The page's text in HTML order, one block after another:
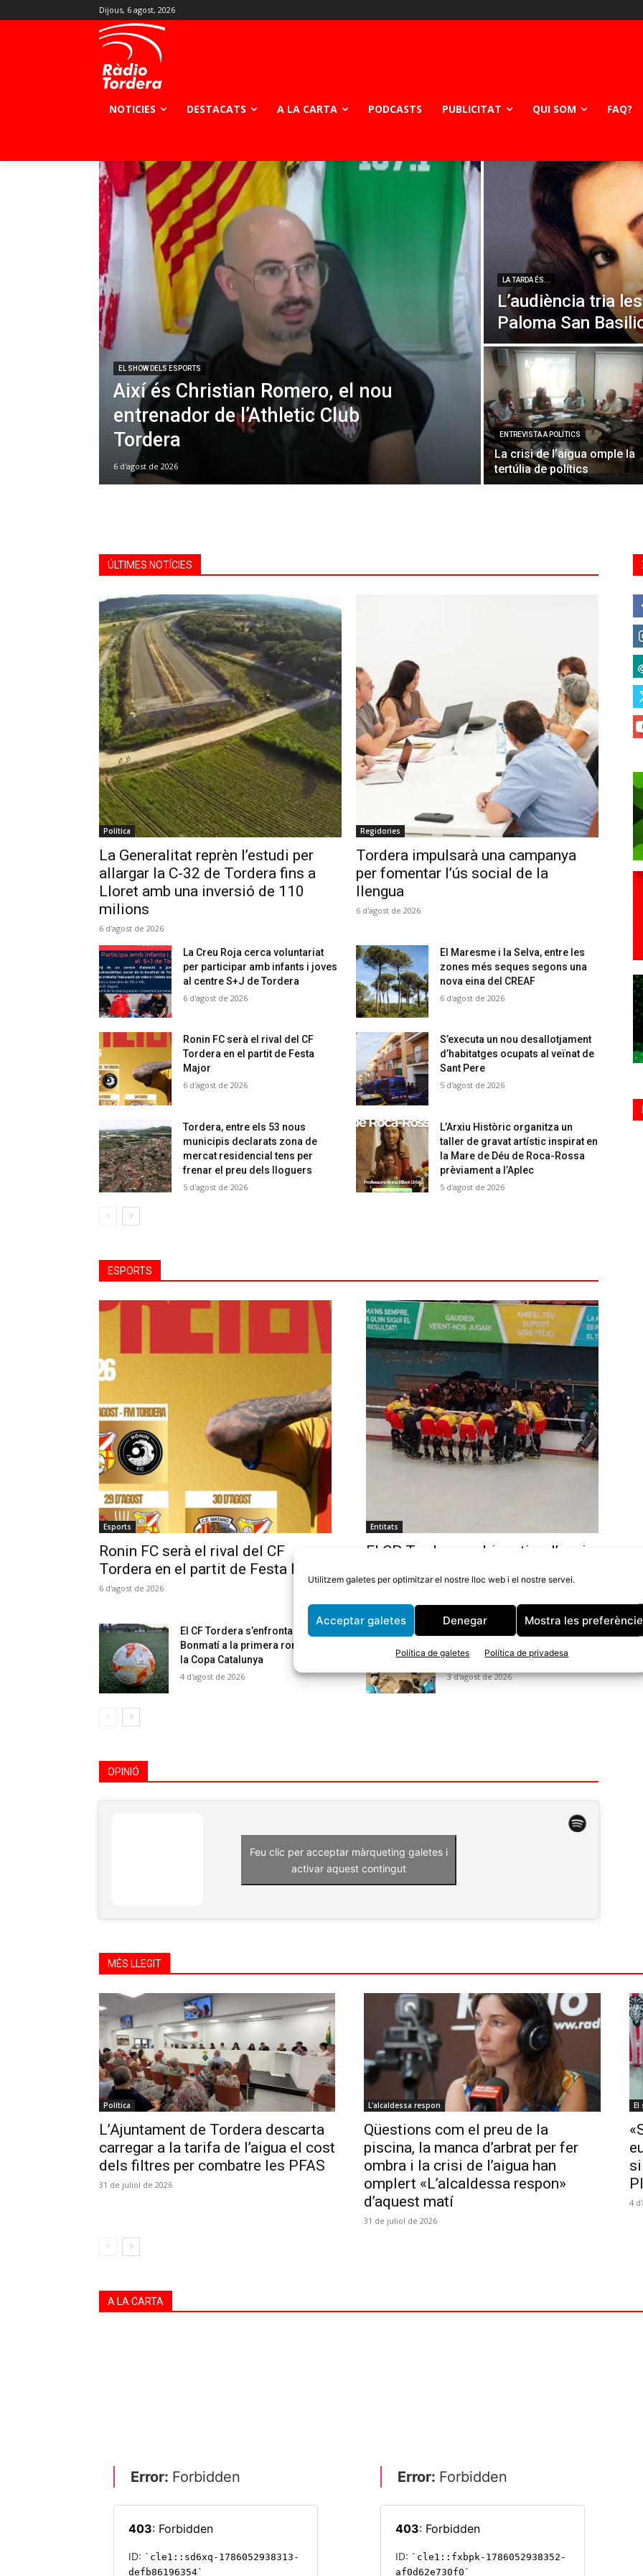
Utilitzem galetes per optimitzar el nostre lloc web i el nostre servei.
Acceptar galetes Denegar Mostra les
Política de galetes Política de privadesa
Dijous, 6 agost, 2026
NOTICIES DESTACATS A LA CARTA PODCASTS PUBLICITAT QUI SOM FAQ?
EL SHOW DELS ESPORTS
Així és Christian Romero, el nou
entrenador de l’Athletic Club
Tordera
6 d'agost de 2026
LA TARDA ÉS...
L’audiència tria
Paloma San
ENTREVISTA A POLÍTICS
La crisi de l’aigua omple la
tertúlia de polítics
ÚLTIMES NOTÍCIES
Política
La Generalitat reprèn l’estudi per
allargar la C-32 de Tordera fins a
Lloret amb una inversió de 110
milions
6 d'agost de 2026
Regidories
Tordera impulsarà una campanya
per fomentar l’ús social de la
llengua
6 d'agost de 2026
La Creu Roja cerca voluntariat
per participar amb infants i joves
al centre S+J de Tordera
6 d'agost de 2026
El Maresme i la Selva, entre les
zones més seques segons una
nova eina del CREAF
6 d'agost de 2026
Ronin FC serà el rival del CF
Tordera en el partit de Festa
Major
6 d'agost de 2026
S’executa un nou desallotjament
d’habitatges ocupats al veïnat de
Sant Pere
5 d'agost de 2026
Tordera, entre els 53 nous
municipis declarats zona de
mercat residencial tens per
frenar el preu dels lloguers
5 d'agost de 2026
L’Arxiu Històric organitza un
taller de gravat artístic inspirat en
la Mare de Déu de Roca-Rossa
prèviament a l’Aplec
5 d'agost de 2026
ESPORTS
Esports
Ronin FC serà el rival del CF
Tordera en el partit de Festa Major
6 d'agost de 2026
Entitats
El CP Tordera podria retirar l’equip
aconsegueixen 10.000€
5 d'agost de 2026
El CF Tordera s’enfrontarà al CE
Bonmatí a la primera ronda de
la Copa Catalunya
4 d'agost de 2026
Avui arrenca una nova edició
Fresca
3 d'agost de 2026
OPINIÓ
Feu clic per acceptar màrqueting galetes i
activar aquest contingut
MÉS LLEGIT
Política
L’Ajuntament de Tordera descarta
carregar a la tarifa de l’aigua el cost
dels filtres per combatre les PFAS
31 de juliol de 2026
L'alcaldessa respon
Qüestions com el preu de la
piscina, la manca d’arbrat per fer
ombra i la crisi de l’aigua han
omplert «L’alcaldessa respon»
d’aquest matí
31 de juliol de 2026
El
4
A LA CARTA